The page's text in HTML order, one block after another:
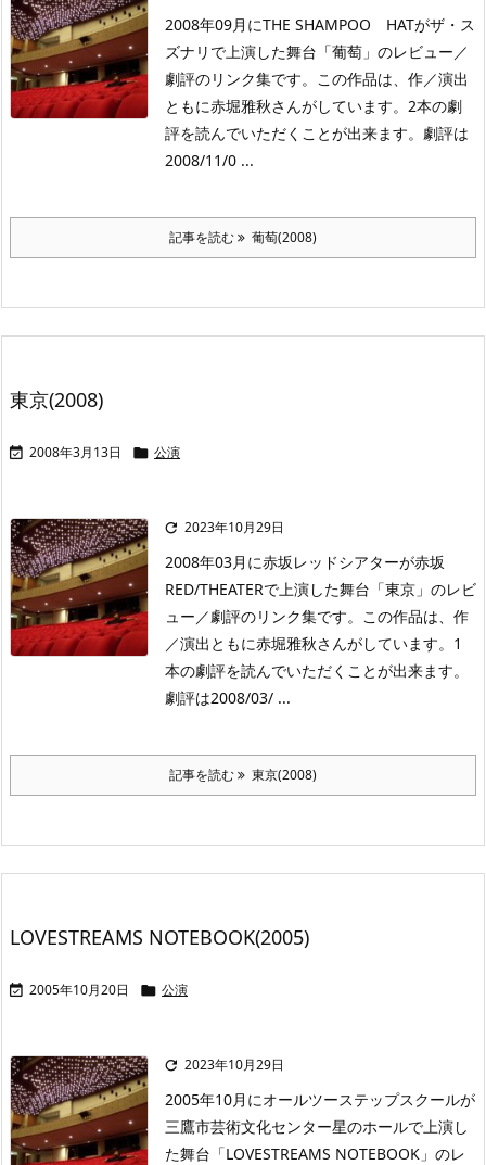
2008年09月にTHE SHAMPOO HATがザ・ス
ズナリで上演した舞台「葡萄」のレビュー／
劇評のリンク集です。この作品は、作／演出
ともに赤堀雅秋さんがしています。2本の劇
評を読んでいただくことが出来ます。劇評は
2008/11/0 ...
記事を読む 葡萄(2008)
東京(2008)
 2008年3月13日  公演
 2023年10月29日
2008年03月に赤坂レッドシアターが赤坂
RED/THEATERで上演した舞台「東京」のレビ
ュー／劇評のリンク集です。この作品は、作
／演出ともに赤堀雅秋さんがしています。1
本の劇評を読んでいただくことが出来ます。
劇評は2008/03/ ...
記事を読む 東京(2008)
LOVESTREAMS NOTEBOOK(2005)
 2005年10月20日  公演
 2023年10月29日
2005年10月にオールツーステップスクールが
三鷹市芸術文化センター星のホールで上演し
た舞台「LOVESTREAMS NOTEBOOK」のレ